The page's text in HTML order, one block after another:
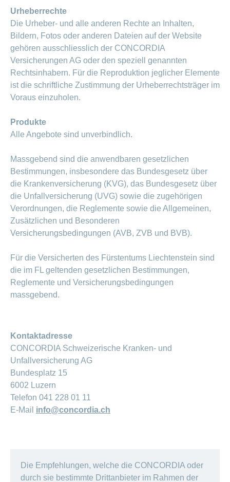
Urheberrechte
Die Urheber- und alle anderen Rechte an Inhalten,
Bildern, Fotos oder anderen Dateien auf der Website
gehören ausschliesslich der CONCORDIA
Versicherungen AG oder den speziell genannten
Rechtsinhabern. Für die Reproduktion jeglicher Elemente
ist die schriftliche Zustimmung der Urheberrechtsträger im
Voraus einzuholen.
Produkte
Alle Angebote sind unverbindlich.
Massgebend sind die anwendbaren gesetzlichen
Bestimmungen, insbesondere das Bundesgesetz über
die Krankenversicherung (KVG), das Bundesgesetz über
die Unfallversicherung (UVG) sowie die zugehörigen
Verordnungen, die Reglemente sowie die Allgemeinen,
Zusätzlichen und Besonderen
Versicherungsbedingungen (AVB, ZVB und BVB).
Für die Versicherten des Fürstentums Liechtenstein sind
die im FL geltenden gesetzlichen Bestimmungen,
Reglemente und Versicherungsbedingungen
massgebend.
Kontaktadresse
CONCORDIA Schweizerische Kranken- und
Unfallversicherung AG
Bundesplatz 15
6002 Luzern
Telefon 041 228 01 11
E-Mail info@concordia.ch
Die Empfehlungen, welche die CONCORDIA oder
durch sie bestimmte Drittanbieter im Rahmen der